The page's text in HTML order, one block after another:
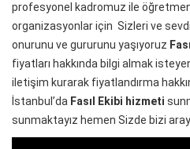
profesyonel kadromuz ile
organizasyonlar için Sizleri ve
onurunu ve gururunu yaşıyoruz
fiyatları hakkında bilgi almak
iletişim kurarak fiyatlandırma
İstanbul’da Fasıl Ekibi hizmeti
sunmaktayız hemen Sizde bizi